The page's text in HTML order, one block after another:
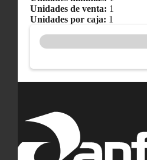
Unidades de venta: 1
Unidades por caja: 1